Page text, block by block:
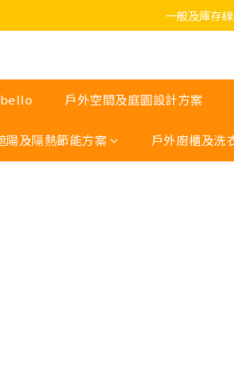
一般及庫存
戶外空間及庭園設計方案
陽及隔熱節能方案 戶外廚櫃及洗